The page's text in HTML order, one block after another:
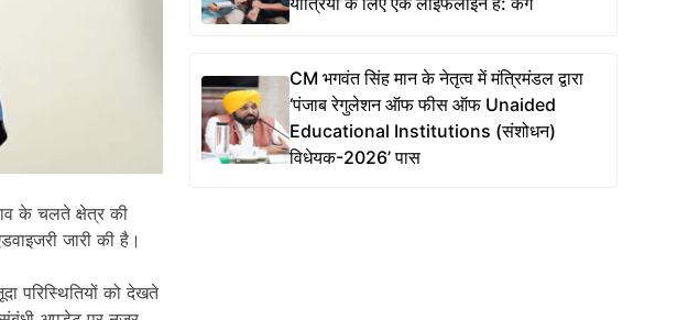
के चलते क्षेत्र की
जारी की है।
परिस्थितियों को देखते
CM भगवंत सिंह मान के नेतृत्व में मंत्रिमंडल द्वारा
‘पंजाब रेगुलेशन ऑफ फीस ऑफ Unaided
Educational Institutions (संशोधन)
विधेयक-2026’ पास